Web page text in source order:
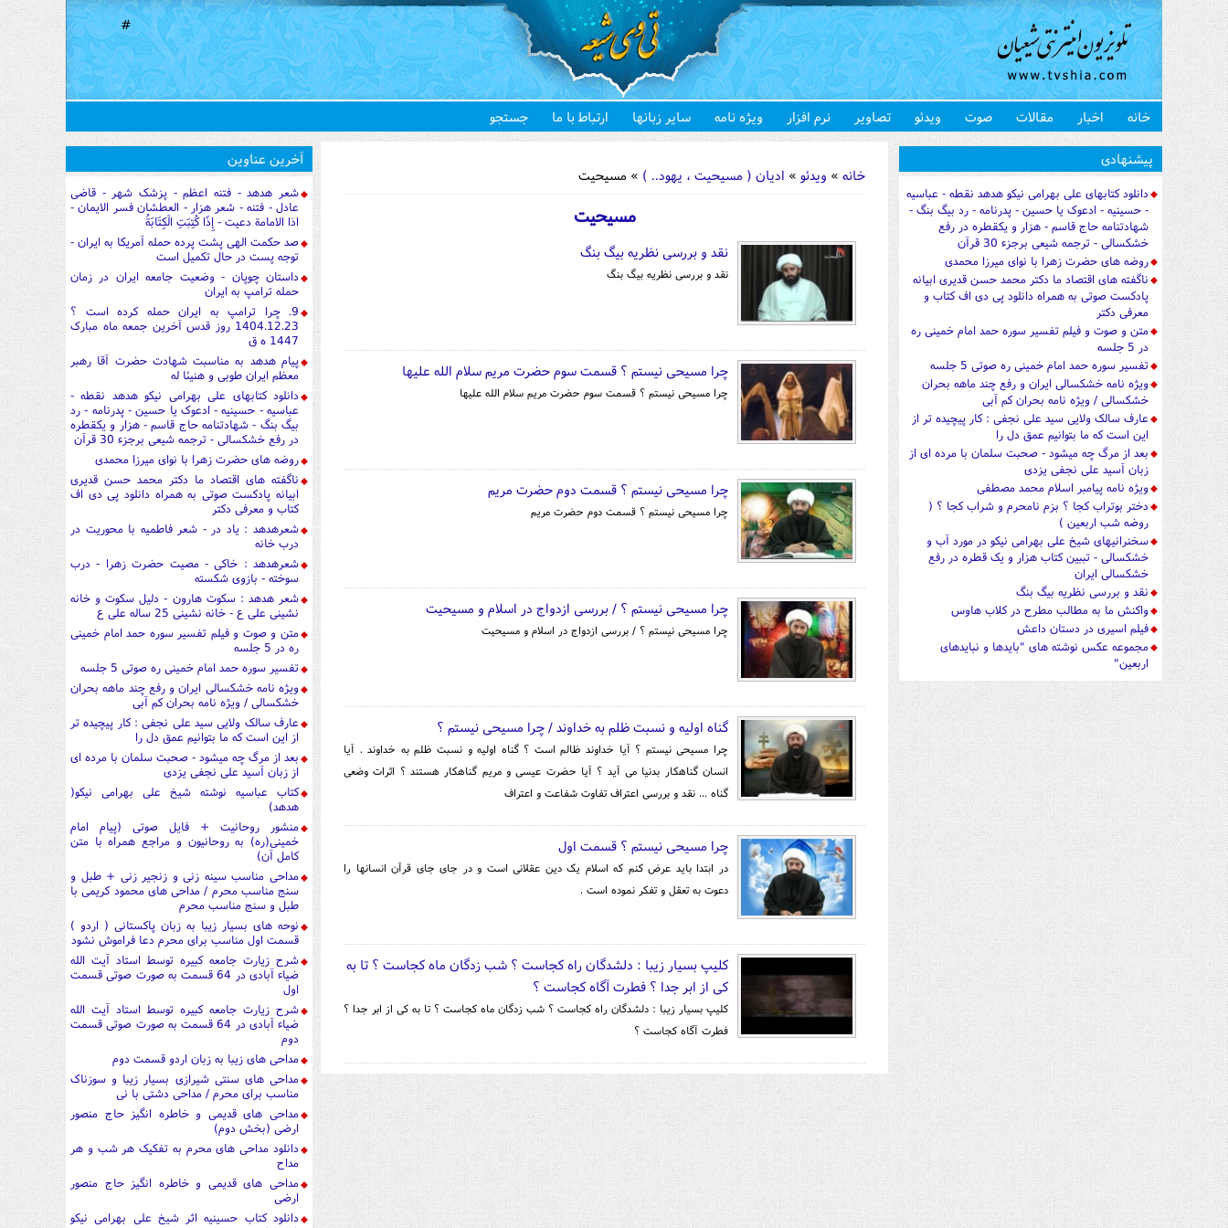
#
خانه اخبار مقالات صوت ویدئو تصاویر نرم افزار ویژه نامه سایر زبانها ارتباط با ما جستجو
خانه » ویدئو » ادیان ( مسیحیت ، یهود.. ) » مسیحیت
مسیحیت
نقد و بررسی نظریه بیگ بنگ
نقد و بررسی نظریه بیگ بنگ
چرا مسیحی نیستم ؟ قسمت سوم حضرت مریم سلام الله علیها
چرا مسیحی نیستم ؟ قسمت سوم حضرت مریم سلام الله علیها
چرا مسیحی نیستم ؟ قسمت دوم حضرت مریم
چرا مسیحی نیستم ؟ قسمت دوم حضرت مریم
چرا مسیحی نیستم ؟ / بررسی ازدواج در اسلام و مسیحیت
چرا مسیحی نیستم ؟ / بررسی ازدواج در اسلام و مسیحیت
گناه اولیه و نسبت ظلم به خداوند / چرا مسیحی نیستم ؟
چرا مسیحی نیستم ؟ آیا خداوند ظالم است ؟ گناه اولیه و نسبت ظلم به خداوند . آیا
انسان گناهکار بدنیا می آید ؟ آیا حضرت عیسی و مریم گناهکار هستند ؟ اثرات وضعی
گناه ... نقد و بررسی اعتراف تفاوت شفاعت و اعتراف
چرا مسیحی نیستم ؟ قسمت اول
در ابتدا باید عرض کنم که اسلام یک دین عقلانی است و در جای جای قرآن انسانها را
دعوت به تعقل و تفکر نموده است .
کلیپ بسیار زیبا : دلشدگان راه کجاست ؟ شب زدگان ماه کجاست ؟ تا به
کی از ابر جدا ؟ فطرت آگاه کجاست ؟
کلیپ بسیار زیبا : دلشدگان راه کجاست ؟ شب زدگان ماه کجاست ؟ تا به کی از ابر جدا ؟
فطرت آگاه کجاست ؟
آخرین عناوین
شعر هدهد - فتنه اعظم - پزشک شهر - قاضی
عادل - فتنه - شعر هزار - العطشان فسر الایمان -
اذا الامامة دعیت - إِذَا كُتِبَتِ الْكِتَابَةُ
صد حکمت الهی پشت پرده حمله آمریکا به ایران -
توجه پست در حال تکمیل است
داستان چوپان - وضعیت جامعه ایران در زمان
حمله ترامپ به ایران
9. چرا ترامپ به ایران حمله کرده است ؟
1404.12.23 روز قدس آخرین جمعه ماه مبارک
1447 ه ق
پیام هدهد به مناسبت شهادت حضرت آقا رهبر
معظم ایران طوبی و هنیئا له
دانلود کتابهای علی بهرامی نیکو هدهد نقطه -
عباسیه - حسینیه - ادعوک یا حسین - پدرنامه - رد
بیگ بنگ - شهادتنامه حاج قاسم - هزار و یکقطره
در رفع خشکسالی - ترجمه شیعی برجزء 30 قرآن
روضه های حضرت زهرا با نوای میرزا محمدی
ناگفته های اقتصاد ما دکتر محمد حسن قدیری
ابیانه پادکست صوتی به همراه دانلود پی دی اف
کتاب و معرفی دکتر
شعرهدهد : یاد در - شعر فاطمیه با محوریت در
درب خانه
شعرهدهد : خاکی - مصیت حضرت زهرا - درب
سوخته - بازوی شکسته
شعر هدهد : سکوت هارون - دلیل سکوت و خانه
نشینی علی ع - خانه نشینی 25 ساله علی ع
متن و صوت و فیلم تفسیر سوره حمد امام خمینی
ره در 5 جلسه
تفسیر سوره حمد امام خمینی ره صوتی 5 جلسه
ویژه نامه خشکسالی ایران و رفع چند ماهه بحران
خشکسالی / ویژه نامه بحران کم آبی
عارف سالک ولایی سید علی نجفی : کار پیچیده تر
از این است که ما بتوانیم عمق دل را
بعد از مرگ چه میشود - صحبت سلمان با مرده ای
از زبان آسید علی نجفی یزدی
کتاب عباسیه نوشته شیخ علی بهرامی نیکو(
هدهد)
منشور روحانیت + فایل صوتی (پیام امام
خمینی(ره) به روحانیون و مراجع همراه با متن
کامل آن)
مداحی مناسب سینه زنی و زنجیر زنی + طبل و
سنج مناسب محرم / مداحی های محمود کریمی با
طبل و سنج مناسب محرم
نوحه های بسیار زیبا به زبان پاکستانی ( اردو )
قسمت اول مناسب برای محرم دعا فراموش نشود
شرح زیارت جامعه کبیره توسط استاد آیت الله
ضیاء آبادی در 64 قسمت به صورت صوتی قسمت
اول
شرح زیارت جامعه کبیره توسط استاد آیت الله
ضیاء آبادی در 64 قسمت به صورت صوتی قسمت
دوم
مداحی های زیبا به زبان اردو قسمت دوم
مداحی های سنتی شیرازی بسیار زیبا و سوزناک
مناسب برای محرم / مداحی دشتی با نی
مداحی های قدیمی و خاطره انگیز حاج منصور
ارضی (بخش دوم)
دانلود مداحی های محرم به تفکیک هر شب و هر
مداح
مداحی های قدیمی و خاطره انگیز حاج منصور
ارضی
دانلود کتاب حسینیه اثر شیخ علی بهرامی نیکو
پیشنهادی
دانلود کتابهای علی بهرامی نیکو هدهد نقطه - عباسیه
- حسینیه - ادعوک یا حسین - پدرنامه - رد بیگ بنگ -
شهادتنامه حاج قاسم - هزار و یکقطره در رفع
خشکسالی - ترجمه شیعی برجزء 30 قرآن
روضه های حضرت زهرا با نوای میرزا محمدی
ناگفته های اقتصاد ما دکتر محمد حسن قدیری ابیانه
پادکست صوتی به همراه دانلود پی دی اف کتاب و
معرفی دکتر
متن و صوت و فیلم تفسیر سوره حمد امام خمینی ره
در 5 جلسه
تفسیر سوره حمد امام خمینی ره صوتی 5 جلسه
ویژه نامه خشکسالی ایران و رفع چند ماهه بحران
خشکسالی / ویژه نامه بحران کم آبی
عارف سالک ولایی سید علی نجفی : کار پیچیده تر از
این است که ما بتوانیم عمق دل را
بعد از مرگ چه میشود - صحبت سلمان با مرده ای از
زبان آسید علی نجفی یزدی
ویژه نامه پیامبر اسلام محمد مصطفی
دختر بوتراب کجا ؟ بزم نامحرم و شراب کجا ؟ (
روضه شب اربعین )
سخنرانیهای شیخ علی بهرامی نیکو در مورد آب و
خشکسالی - تببین کتاب هزار و یک قطره در رفع
خشکسالی ایران
نقد و بررسی نظریه بیگ بنگ
واکنش ما به مطالب مطرح در کلاب هاوس
فیلم اسیری در دستان داعش
مجموعه عکس نوشته های "بایدها و نبایدهای
اربعین"